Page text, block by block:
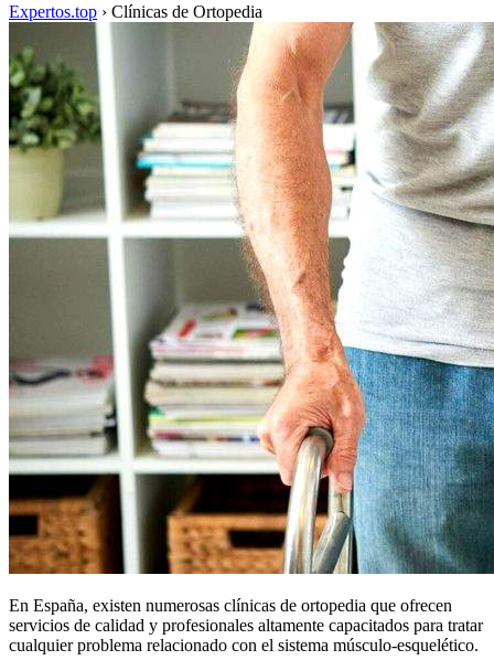
Expertos.top › Clínicas de Ortopedia
En España, existen numerosas clínicas de ortopedia que ofrecen
servicios de calidad y profesionales altamente capacitados para tratar
cualquier problema relacionado con el sistema músculo-esquelético.